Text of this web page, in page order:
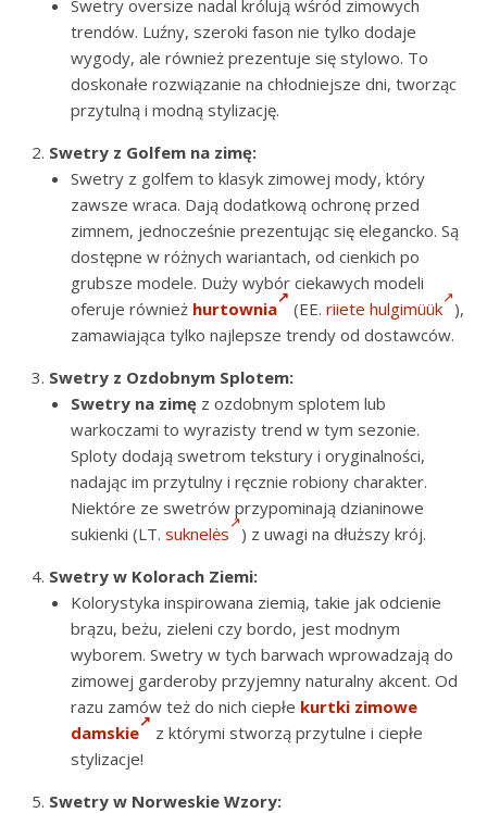
Swetry oversize nadal królują wśród zimowych
trendów. Luźny, szeroki fason nie tylko dodaje
wygody, ale również prezentuje się stylowo. To
doskonałe rozwiązanie na chłodniejsze dni, tworząc
przytulną i modną stylizację.
Swetry z Golfem na zimę:
Swetry z golfem to klasyk zimowej mody, który
zawsze wraca. Dają dodatkową ochronę przed
zimnem, jednocześnie prezentując się elegancko. Są
dostępne w różnych wariantach, od cienkich po
grubsze modele. Duży wybór ciekawych modeli
oferuje również hurtownia (EE. riiete hulgimüük ),
zamawiająca tylko najlepsze trendy od dostawców.
Swetry z Ozdobnym Splotem:
Swetry na zimę z ozdobnym splotem lub
warkoczami to wyrazisty trend w tym sezonie.
Sploty dodają swetrom tekstury i oryginalności,
nadając im przytulny i ręcznie robiony charakter.
Niektóre ze swetrów przypominają dzianinowe
sukienki (LT. suknelės
) z uwagi na dłuższy krój.
Swetry w Kolorach Ziemi:
Kolorystyka inspirowana ziemią, takie jak odcienie
brązu, beżu, zieleni czy bordo, jest modnym
wyborem. Swetry w tych barwach wprowadzają do
zimowej garderoby przyjemny naturalny akcent. Od
razu zamów też do nich ciepłe kurtki zimowe
damskie
z którymi stworzą przytulne i ciepłe
stylizacje!
Swetry w Norweskie Wzory: